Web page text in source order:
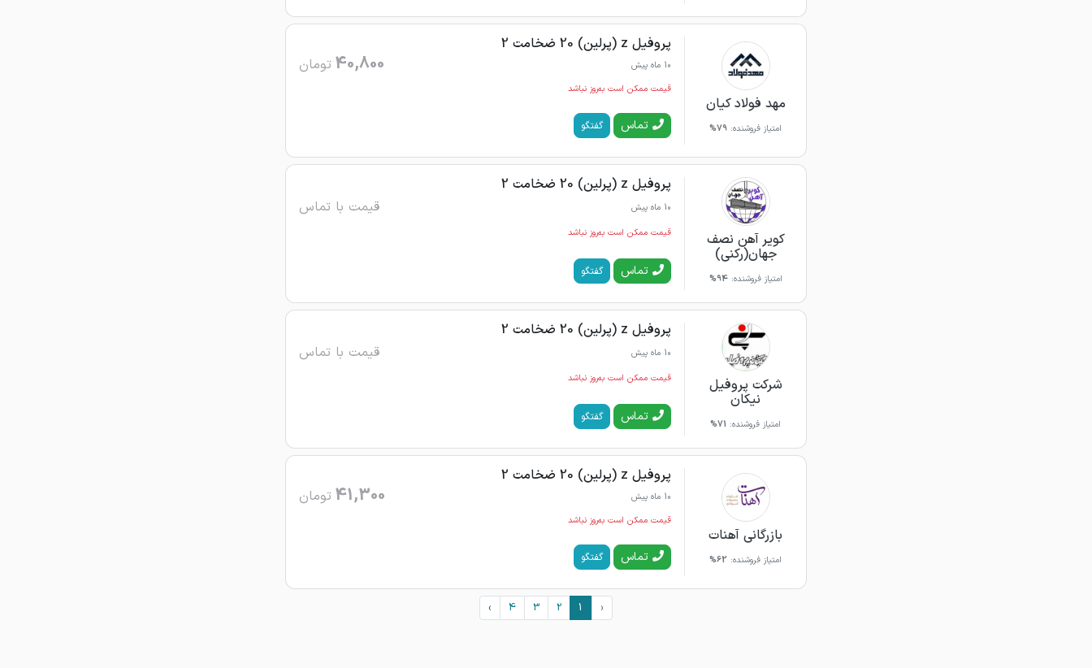
مهد فولاد کیان
امتیاز فروشنده: 79%
پروفیل z (پرلین) 20 ضخامت 2
10 ماه پیش 40,800 تومان
قیمت ممکن است به‌روز نباشد
تماس گفتگو
کویر آهن نصف
جهان(رکنی)
امتیاز فروشنده:94%
پروفیل z (پرلین) 20 ضخامت 2
10 ماه پیش قیمت با تماس
قیمت ممکن است به‌روز نباشد
تماس گفتگو
شرکت پروفیل
نیکان
امتیاز فروشنده: 71%
پروفیل z (پرلین) 20 ضخامت 2
10 ماه پیش قیمت با تماس
قیمت ممکن است به‌روز نباشد
تماس گفتگو
بازرگانی آهنات
امتیاز فروشنده: 62%
پروفیل z (پرلین) 20 ضخامت 2
10 ماه پیش 41,300 تومان
قیمت ممکن است به‌روز نباشد
تماس گفتگو
‹
1
2
3
4
›